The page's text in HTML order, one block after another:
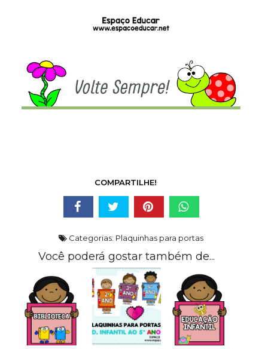
COMPARTILHE!
Categorias: Plaquinhas para portas
Você poderá gostar também de...